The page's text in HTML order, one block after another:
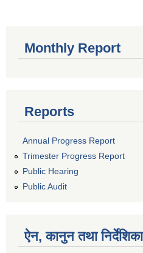
Monthly Report
Reports
Annual Progress Report
Trimester Progress Report
Public Hearing
Public Audit
ऐन, कानुन तथा निर्देशिका